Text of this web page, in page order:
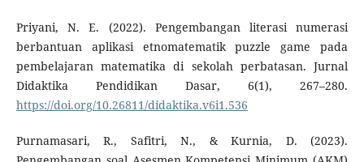
Priyani, N. E. (2022). Pengembangan literasi numerasi
berbantuan aplikasi etnomatematik puzzle game pada
pembelajaran matematika di sekolah perbatasan. Jurnal
Didaktika Pendidikan Dasar, 6(1), 267–280.
https://doi.org/10.26811/didaktika.v6i1.536
Purnamasari, R., Safitri, N., & Kurnia, D. (2023).